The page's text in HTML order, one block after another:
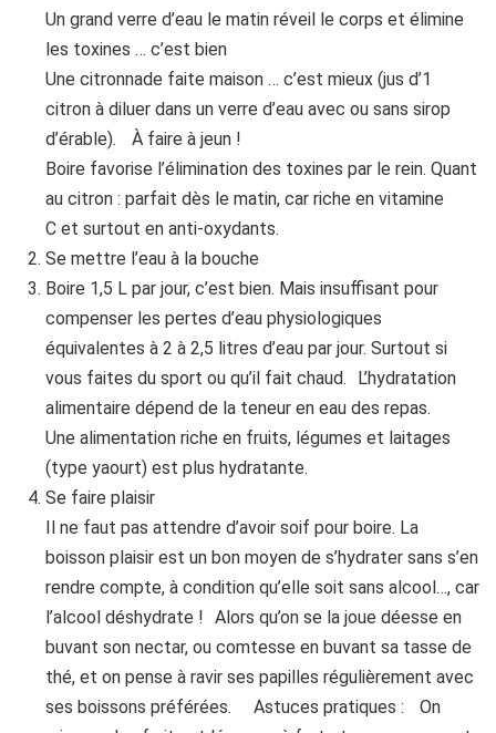
Un grand verre d’eau le matin réveil le corps et élimine
les toxines … c’est bien
Une citronnade faite maison … c’est mieux (jus d’1
citron à diluer dans un verre d’eau avec ou sans sirop
d’érable). À faire à jeun !
Boire favorise l’élimination des toxines par le rein. Quant
au citron : parfait dès le matin, car riche en vitamine
C et surtout en anti-oxydants.
Se mettre l’eau à la bouche
Boire 1,5 L par jour, c’est bien. Mais insuffisant pour
compenser les pertes d’eau physiologiques
équivalentes à 2 à 2,5 litres d’eau par jour. Surtout si
vous faites du sport ou qu’il fait chaud. L’hydratation
alimentaire dépend de la teneur en eau des repas.
Une alimentation riche en fruits, légumes et laitages
(type yaourt) est plus hydratante.
Se faire plaisir
Il ne faut pas attendre d’avoir soif pour boire. La
boisson plaisir est un bon moyen de s’hydrater sans s’en
rendre compte, à condition qu’elle soit sans alcool…, car
l’alcool déshydrate ! Alors qu’on se la joue déesse en
buvant son nectar, ou comtesse en buvant sa tasse de
thé, et on pense à ravir ses papilles régulièrement avec
ses boissons préférées. Astuces pratiques : On